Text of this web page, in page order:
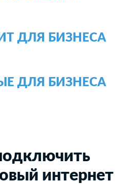
ДЛЯ БИЗНЕСА
ДЛЯ БИЗНЕСА
интернет